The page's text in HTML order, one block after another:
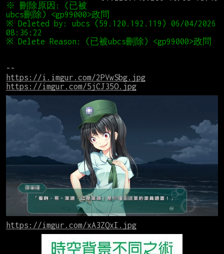
※ 刪除原因: (已被
※ Deleted by: ubcs (59.120.192.119) 06/04/2026
https://i.imgur.com/2PVwSbg.jpg
https://imgur.com/5jCJ35O.jpg
https://imgur.com/xA3ZQxI.jpg